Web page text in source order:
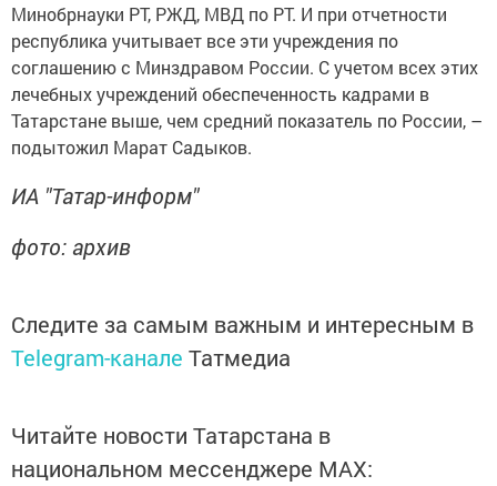
Минобрнауки РТ, РЖД, МВД по РТ. И при отчетности
республика учитывает все эти учреждения по
соглашению с Минздравом России. С учетом всех этих
лечебных учреждений обеспеченность кадрами в
Татарстане выше, чем средний показатель по России, –
подытожил Марат Садыков.
ИА "Татар-информ"
фото: архив
Следите за самым важным и интересным в
Telegram-канале Татмедиа
Читайте новости Татарстана в
национальном мессенджере MАХ: